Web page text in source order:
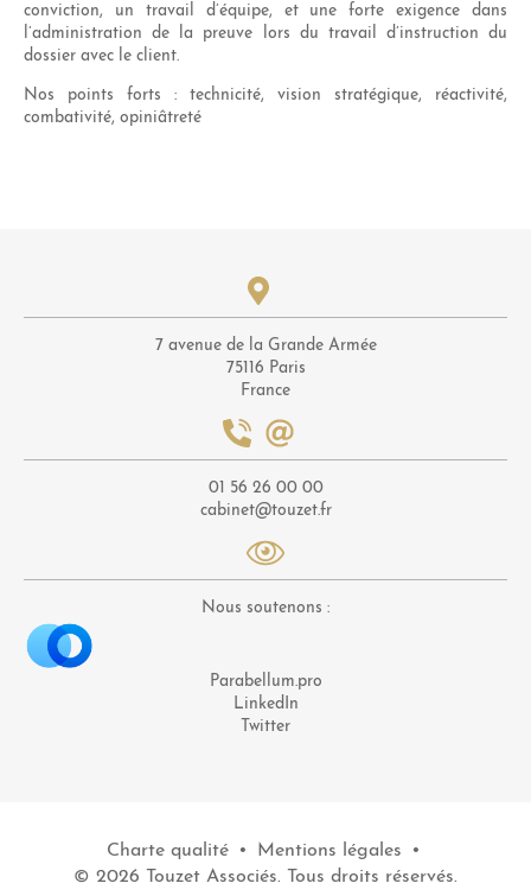
conviction, un travail d’équipe, et une forte exigence dans
l’administration de la preuve lors du travail d’instruction du
dossier avec le client.
Nos points forts : technicité, vision stratégique, réactivité,
combativité, opiniâtreté
7 avenue de la Grande Armée
75116 Paris
France
01 56 26 00 00
cabinet@touzet.fr
Nous soutenons :
Parabellum.pro
LinkedIn
Twitter
Charte qualité • Mentions légales
•
© 2026 Touzet Associés. Tous droits réservés.